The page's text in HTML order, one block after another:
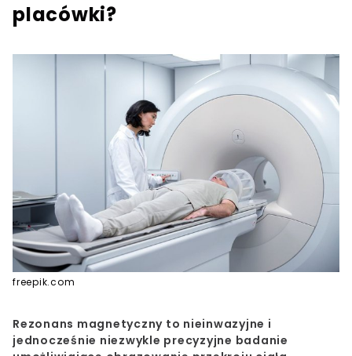
placówki?
freepik.com
Rezonans magnetyczny to nieinwazyjne i
jednocześnie niezwykle precyzyjne badanie